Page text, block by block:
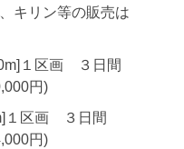
キリン等の販売は
１区画 ３日間
円)
１区画 ３日間
円)